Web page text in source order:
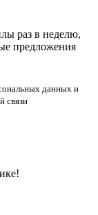
раз в неделю,
предложения
данных и
связи